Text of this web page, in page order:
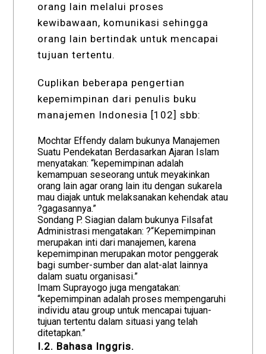
orang lain melalui proses
kewibawaan, komunikasi sehingga
orang lain bertindak untuk mencapai
tujuan tertentu.
Cuplikan beberapa pengertian
kepemimpinan dari penulis buku
manajemen Indonesia [102] sbb:
Mochtar Effendy dalam bukunya Manajemen
Suatu Pendekatan Berdasarkan Ajaran Islam
menyatakan: “kepemimpinan adalah
kemampuan seseorang untuk meyakinkan
orang lain agar orang lain itu dengan sukarela
mau diajak untuk melaksanakan kehendak atau
?gagasannya.”
Sondang P. Siagian dalam bukunya Filsafat
Administrasi mengatakan: ?“Kepemimpinan
merupakan inti dari manajemen, karena
kepemimpinan merupakan motor penggerak
bagi sumber-sumber dan alat-alat lainnya
dalam suatu organisasi.”
Imam Suprayogo juga mengatakan:
“kepemimpinan adalah proses mempengaruhi
individu atau group untuk mencapai tujuan-
tujuan tertentu dalam situasi yang telah
ditetapkan.”
I.2. Bahasa Inggris.